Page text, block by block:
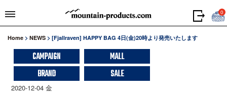
0
Home > NEWS > [Fjallraven] HAPPY BAG 4日(金)20時より発売いたします
CAMPAIGN
MALL
BRAND
SALE
2020-12-04 金